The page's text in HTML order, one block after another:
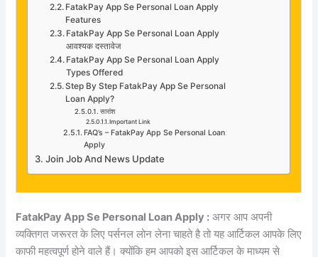
FatakPay App Se Personal Loan Apply
Features
FatakPay App Se Personal Loan Apply
आवश्यक दस्तावेज
FatakPay App Se Personal Loan Apply
Types Offered
Step By Step FatakPay App Se Personal
Loan Apply?
सारांश
Important Link
FAQ’s – FatakPay App Se Personal Loan
Apply
Join Job And News Update
FatakPay App Se Personal Loan Apply : अगर आप अपनी
व्यक्तिगत जरूरत के लिए पर्सनल लोन लेना चाहते है तो यह आर्टिकल आपके लिए
काफी महत्वपूर्ण होने वाले हैं। क्योंकि हम आपको इस आर्टिकल के माध्यम से